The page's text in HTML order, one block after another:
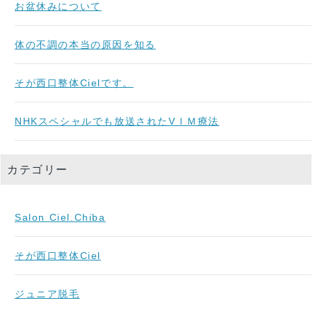
お盆休みについて
体の不調の本当の原因を知る
そが西口整体Cielです。
NHKスペシャルでも放送されたVＩＭ療法
カテゴリー
Salon Ciel.Chiba
そが西口整体Ciel
ジュニア脱毛